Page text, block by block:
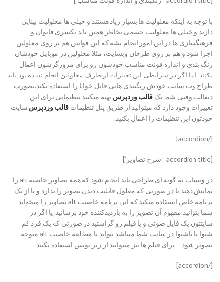
با توجه به اینکه معلولیت ها بسیار زیاد هستند و خیلی ها معلولیت بینایی
دارند و خیلی ها معلولیت جسمی بخاطر همین باید یکسری قانوان و
فرهنگسازی ها در این امور انجام بشه که این قوانین هم بر روی معلولین
اجرا شود و هم بر روی طرحان وبسایت، مثلا معلولین در موبایل خودشان
رنگ بندی و اندازه فونت مناسب خودشون رو برای مرورگرشون اعمال
بکنند. اما اگر در شرایطی این تغییرات از طرف معلولین انجام نشده بود باید
طراح وب سایت خودش رنگبندی هایی قابل خوانا را استفاده بکند.بصورت
دیفالت وقتی شما یک قالب وردپرس تهیه میکنید تنظیماتی برای این
تغییرات وجود دارد که میتوانید از طریق پنل تنظیمات قالب وردپرس سایت
خودتون این تنظیمات را اعمال بکنید.
[/accordion]
[accordion title=’شرح تصاویر’]
در وبسات به گونه ای طراحی باید انجام شود که همه تصاویر خاصیه alt را
نمایش دهند تا در صورتی که معلول قابلیت دیدن تصویر را ندارد و یا از یک
برنامه خاص استفاده میکند که این برنامه خاصیت alt تصاویر را میخواند
شما بتوانید مفهوم آن تصویر را به بازدیدکننده خود برسانید. یا اگر در
سایتتون یک فایل صوتی و یا فیلم رو گزاشتید در صورتی که یک فرد کم
شنوا یا ناشنوا در سایت شما میباشد بتواند با مطالعه خاصیت alt متوجه
تصویر شود – برای فیلم ها نیز میتوانید از زیر نویس استفاده بکنید
[/accordion]